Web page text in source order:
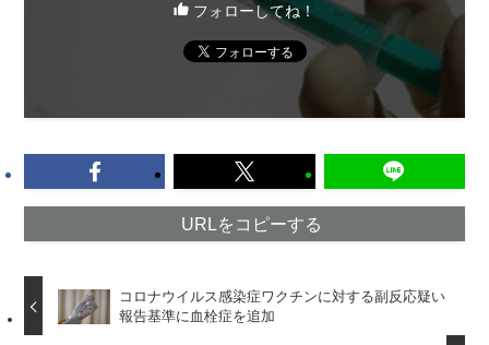
フォローしてね！
URLをコピーする
コロナウイルス感染症ワクチンに対する副反応疑い
報告基準に血栓症を追加